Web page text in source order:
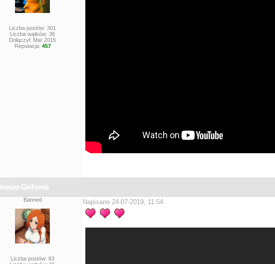
Liczba postów: 301
Liczba wątków: 36
Dołączył: Mar 2015
Reputacja: 457
Inoue Orihime
Banned
Liczba postów: 83
Napisano 24-07-2019, 11:54